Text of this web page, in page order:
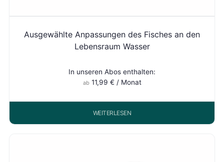
Ausgewählte Anpassungen des Fisches an den
Lebensraum Wasser
In unseren Abos enthalten:
ab 11,99 € / Monat
WEITERLESEN